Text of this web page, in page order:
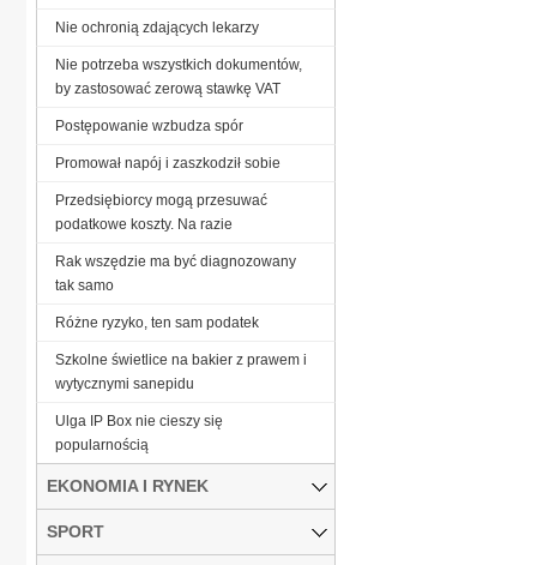
Nie ochronią zdających lekarzy
Nie potrzeba wszystkich dokumentów,
by zastosować zerową stawkę VAT
Postępowanie wzbudza spór
Promował napój i zaszkodził sobie
Przedsiębiorcy mogą przesuwać
podatkowe koszty. Na razie
Rak wszędzie ma być diagnozowany
tak samo
Różne ryzyko, ten sam podatek
Szkolne świetlice na bakier z prawem i
wytycznymi sanepidu
Ulga IP Box nie cieszy się
popularnością
EKONOMIA I RYNEK
SPORT